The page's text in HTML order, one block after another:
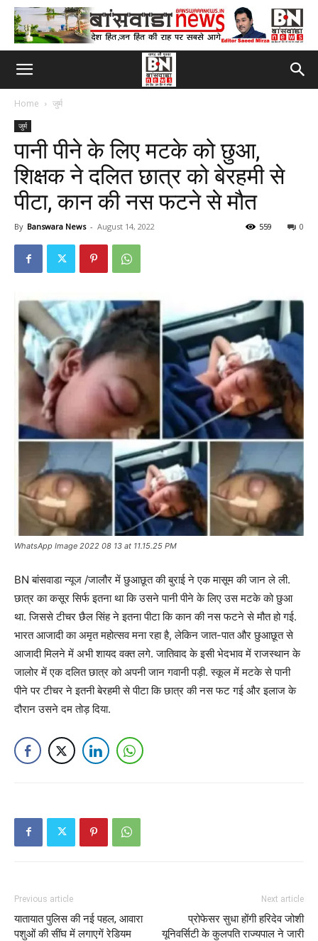
Home जुर्म
जुर्म
पानी पीने के लिए मटके को छुआ,
शिक्षक ने दलित छात्र को बेरहमी से
पीटा, कान की नस फटने से मौत
By Banswara News - August 14, 2022 0
559
WhatsApp Image 2022 08 13 at 11.15.25 PM
BN बांसवाडा न्यूज /जालौर में छुआछूत की बुराई ने एक मासूम की जान ले ली.
छात्र का कसूर सिर्फ इतना था कि उसने पानी पीने के लिए उस मटके को छुआ
था. जिससे टीचर छैल सिंह ने इतना पीटा कि कान की नस फटने से मौत हो गई.
भारत आजादी का अमृत महोत्सव मना रहा है, लेकिन जात-पात और छुआछूत से
आजादी मिलने में अभी शायद वक्त लगे. जातिवाद के इसी भेदभाव में राजस्थान के
जालोर में एक दलित छात्र को अपनी जान गवानी पड़ी. स्कूल में मटके से पानी
पीने पर टीचर ने इतनी बेरहमी से पीटा कि छात्र की नस फट गई और इलाज के
दौरान उसने दम तोड़ दिया.
Previous article
यातायात पुलिस की नई पहल, आवारा
पशुओं की सींघ में लगाएगें रेडियम
Next article
प्रोफेसर सुधा होंगी हरिदेव जोशी
यूनिवर्सिटी के कुलपति राज्यपाल ने जारी